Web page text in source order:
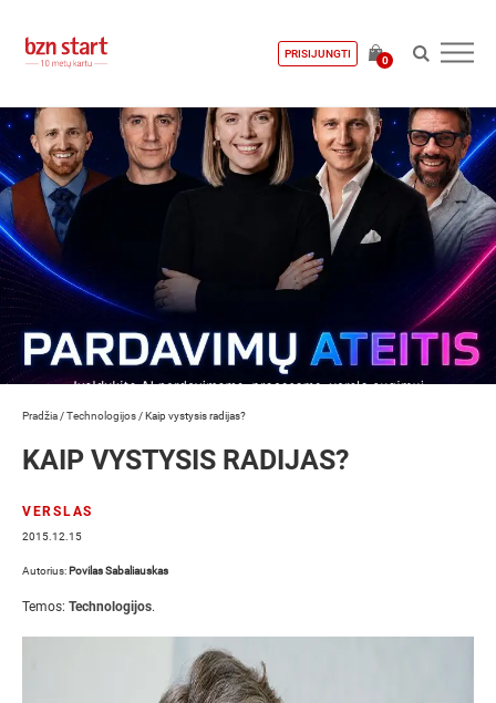
PRISIJUNGTI
0
Pradžia /Technologijos /Kaip vystysis radijas?
KAIP VYSTYSIS RADIJAS?
VERSLAS
2015.12.15
Autorius: Povilas Sabaliauskas
Temos: Technologijos.